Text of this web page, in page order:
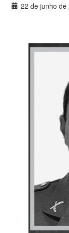
22 de junho de